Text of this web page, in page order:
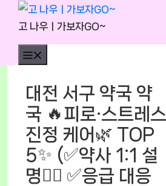
Skip
content
고 나우ㅣ가보자GO~
대전 서구 약국 약
국 🔥피로·스트레스
진정 케어🌿 TOP
5✨ (✅약사 1:1 설
명👩‍⚕️ ✅응급 대응